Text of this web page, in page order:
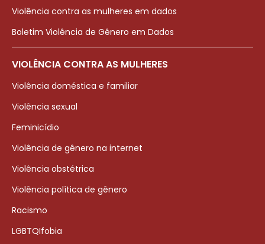
Violência contra as mulheres em dados
Boletim Violência de Gênero em Dados
VIOLÊNCIA CONTRA AS MULHERES
Violência doméstica e familiar
Violência sexual
Feminicídio
Violência de gênero na internet
Violência obstétrica
Violência política de gênero
Racismo
LGBTQIfobia